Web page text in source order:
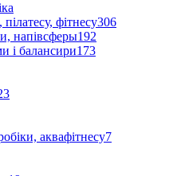
фітнесу306
напівсферы192
і балансири173
аквафітнесу7